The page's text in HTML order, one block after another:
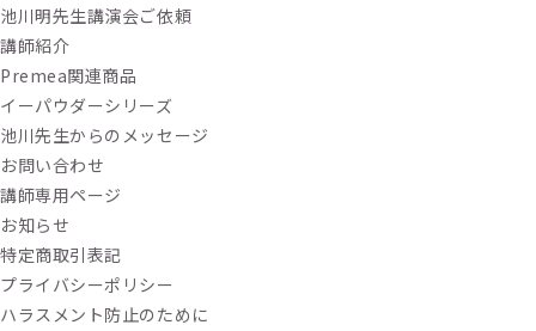
池川明先生講演会ご依頼
講師紹介
Premea関連商品
イーパウダーシリーズ
池川先生からのメッセージ
お問い合わせ
講師専用ページ
お知らせ
特定商取引表記
プライバシーポリシー
ハラスメント防止のために